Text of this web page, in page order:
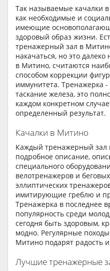
Так называемые качалки
как необходимые и
имеющие
здоровый образ жизни.
тренажерный зал в
накачаться, но это
в Митино, считаются
способом коррекции
иммунитета. Тренажерка
таскание железа, это
каждом конкретном
определенный результат.
Качалки в Митино
Каждый тренажерный зал
подробное описание,
специального
велотренажеров и
эллиптических
имитирующие греблю и
Тренажерка в последнее
популярность среди
сегодня быть здоровым,
модно. Регулярные
Митино подарят радость
Лучшие тренажерные